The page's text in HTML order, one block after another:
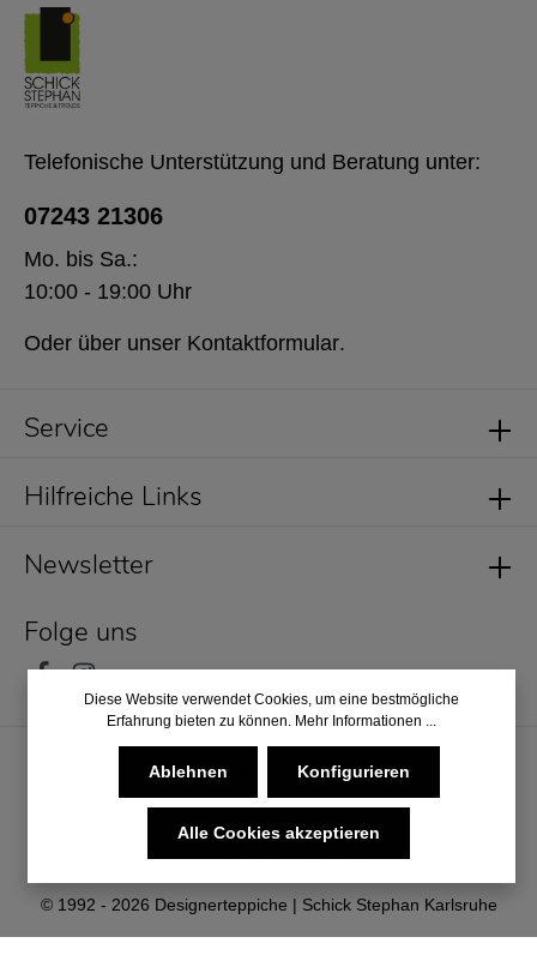
Service
Newsletter
Folge uns
Telefonische Unterstützung und Beratung unter:
07243 21306
Mo. bis Sa.:
10:00 - 19:00 Uhr
Oder über unser Kontaktformular.
Hilfreiche Links
© 1992 - 2026 Designerteppiche | Schick Stephan Karlsruhe
* Alle Preise inkl. gesetzl. Mehrwertsteuer zzgl.
und ggf. Nachnahmegebühren, wenn nicht anders angegeben.
Diese Website verwendet Cookies, um eine bestmögliche
Erfahrung bieten zu können. Mehr Informationen ...
Ablehnen Konfigurieren
Alle Cookies akzeptieren